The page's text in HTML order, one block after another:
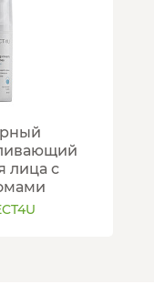
лица с